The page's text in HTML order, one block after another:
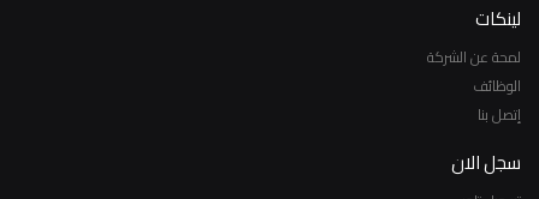
لينكات
لمحة عن الشركة
الوظائف
إتصل بنا
سجل الان